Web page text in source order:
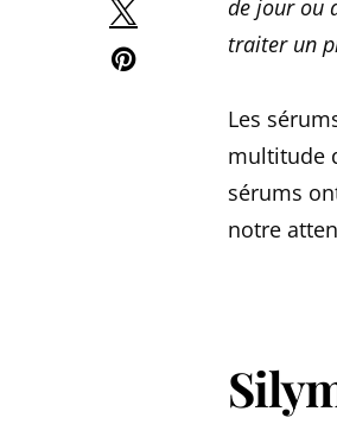
de jour ou
traiter un
Les
multitude
sérums
notre